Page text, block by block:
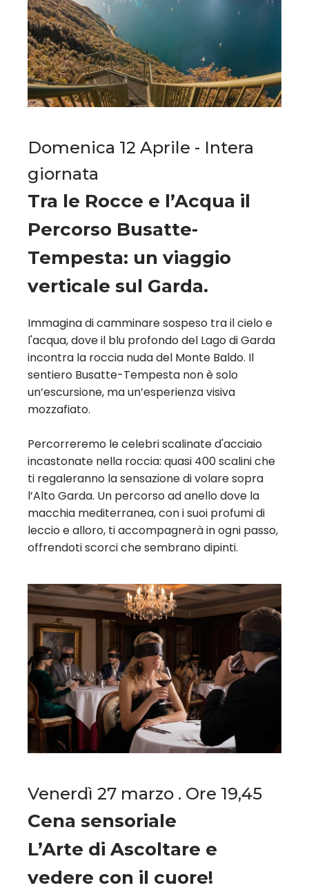
Domenica 12 Aprile - Intera
giornata
Tra le Rocce e l’Acqua il
Percorso Busatte-
Tempesta: un viaggio
verticale sul Garda.
Immagina di camminare sospeso tra il cielo e
l'acqua, dove il blu profondo del Lago di Garda
incontra la roccia nuda del Monte Baldo. Il
sentiero Busatte-Tempesta non è solo
un’escursione, ma un’esperienza visiva
mozzafiato.
Percorreremo le celebri scalinate d'acciaio
incastonate nella roccia: quasi 400 scalini che
ti regaleranno la sensazione di volare sopra
l’Alto Garda. Un percorso ad anello dove la
macchia mediterranea, con i suoi profumi di
leccio e alloro, ti accompagnerà in ogni passo,
offrendoti scorci che sembrano dipinti.
Venerdì 27 marzo . Ore 19,45
Cena sensoriale
L’Arte di Ascoltare e
vedere con il cuore!